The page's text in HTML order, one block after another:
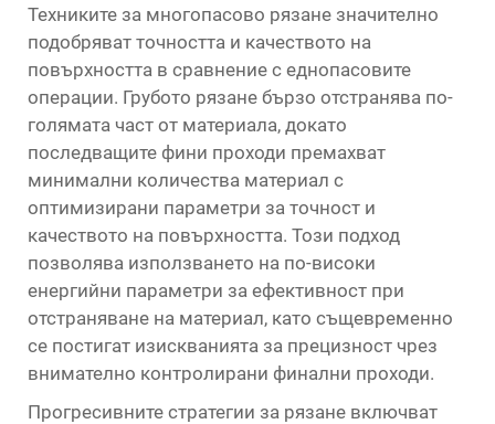
Техниките за многопасово рязане значително
подобряват точността и качеството на
повърхността в сравнение с еднопасовите
операции. Грубото рязане бързо отстранява по-
голямата част от материала, докато
последващите фини проходи премахват
минимални количества материал с
оптимизирани параметри за точност и
качеството на повърхността. Този подход
позволява използването на по-високи
енергийни параметри за ефективност при
отстраняване на материал, като същевременно
се постигат изискванията за прецизност чрез
внимателно контролирани финални проходи.
Прогресивните стратегии за рязане включват